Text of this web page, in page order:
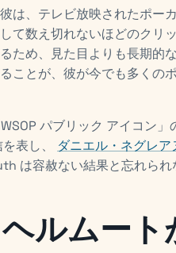
は、テレビ放映されたポー
て数え切れないほどのクリ
ため、見た目よりも長期的
ことが、彼が今でも多くの
パブリック アイコン
表し、 ダニエル・ネグレア
は容赦ない結果と忘れられ
ルムー